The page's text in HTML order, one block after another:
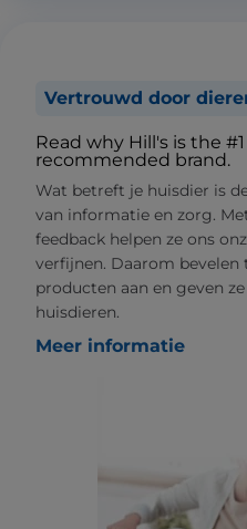
Vertrouwd door
Read why Hill's is the
recommended brand.
Wat betreft je huisdier is
van informatie en zorg.
feedback helpen ze ons
verfijnen. Daarom
producten aan en geven
huisdieren.
Meer informatie